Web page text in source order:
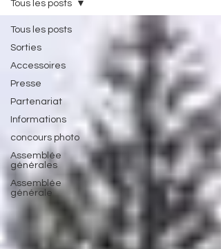
Tous les posts
Sorties
Accessoires
Presse
Partenariat
Informations
concours photo
Assemblée
générales
Assemblée
générale
Tous les posts